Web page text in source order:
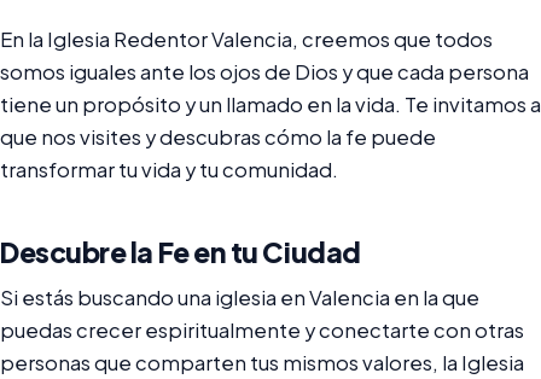
En la Iglesia Redentor Valencia, creemos que todos
somos iguales ante los ojos de Dios y que cada persona
tiene un propósito y un llamado en la vida. Te invitamos a
que nos visites y descubras cómo la fe puede
transformar tu vida y tu comunidad.
Descubre la Fe en tu Ciudad
Si estás buscando una iglesia en Valencia en la que
puedas crecer espiritualmente y conectarte con otras
personas que comparten tus mismos valores, la Iglesia